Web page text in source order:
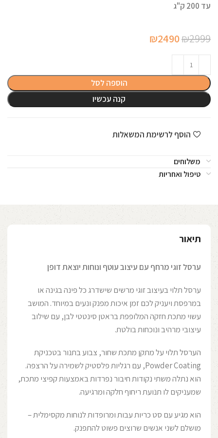
עד 200 ק"ג
₪2999
המחיר
₪2999.
₪2490
₪2490.הוספה לסל
קנה עכשיו
הוסף לרשימת המשאלות
משלוחים
טיפול ואחריות
תיאור
ערסל זוגי מרחף עם עיצוב עוטף ונוחות יוצאת דופן
ערסל תלוי בעיצוב זוגי מרשים שישדרג כל פינה בגינה או
במרפסת ויעניק לכם זמן איכות מפנק ונעים במיוחד. המושב
עשוי מתכת חזקה המלופפת בראטן סינטטי לבן, עם שילוב
עיצובי מרהיב ונוכחות בולטת.
הערסל תלוי על מתקן מתכת שחור, צבוע בתנור בטכניקת
Powder Coating, עם רגליות פלסטיק לשמירה על הרצפה.
הוא נתלה משתי נקודות חיבור נפרדות באמצעות קפיצי מתכת,
שמעניקים לו תנועת ריחוף חלקה ומרגיעה.
הוא מגיע עם סט כריות עבות ומרופדות לנוחות מקסימלית –
מושלם לשני אנשים שרוצים פשוט להתפנק.